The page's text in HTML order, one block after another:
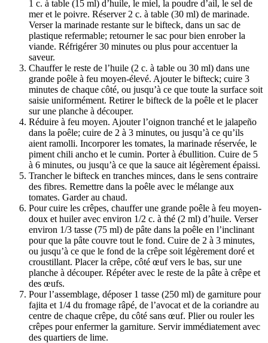
1 c. à table (15 ml) d’huile, le miel, la poudre d’ail, le sel de
mer et le poivre. Réserver 2 c. à table (30 ml) de marinade.
Verser la marinade restante sur le bifteck, dans un sac de
plastique refermable; retourner le sac pour bien enrober la
viande. Réfrigérer 30 minutes ou plus pour accentuer la
saveur.
Chauffer le reste de l’huile (2 c. à table ou 30 ml) dans une
grande poêle à feu moyen-élevé. Ajouter le bifteck; cuire 3
minutes de chaque côté, ou jusqu’à ce que toute la surface soit
saisie uniformément. Retirer le bifteck de la poêle et le placer
sur une planche à découper.
Réduire à feu moyen. Ajouter l’oignon tranché et le jalapeño
dans la poêle; cuire de 2 à 3 minutes, ou jusqu’à ce qu’ils
aient ramolli. Incorporer les tomates, la marinade réservée, le
piment chili ancho et le cumin. Porter à ébullition. Cuire de 5
à 6 minutes, ou jusqu’à ce que la sauce ait légèrement épaissi.
Trancher le bifteck en tranches minces, dans le sens contraire
des fibres. Remettre dans la poêle avec le mélange aux
tomates. Garder au chaud.
Pour cuire les crêpes, chauffer une grande poêle à feu moyen-
doux et huiler avec environ 1/2 c. à thé (2 ml) d’huile. Verser
environ 1/3 tasse (75 ml) de pâte dans la poêle en l’inclinant
pour que la pâte couvre tout le fond. Cuire de 2 à 3 minutes,
ou jusqu’à ce que le fond de la crêpe soit légèrement doré et
croustillant. Placer la crêpe, côté œuf vers le bas, sur une
planche à découper. Répéter avec le reste de la pâte à crêpe et
des œufs.
Pour l’assemblage, déposer 1 tasse (250 ml) de garniture pour
fajita et 1/4 du fromage râpé, de l’avocat et de la coriandre au
centre de chaque crêpe, du côté sans œuf. Plier ou rouler les
crêpes pour enfermer la garniture. Servir immédiatement avec
des quartiers de lime.